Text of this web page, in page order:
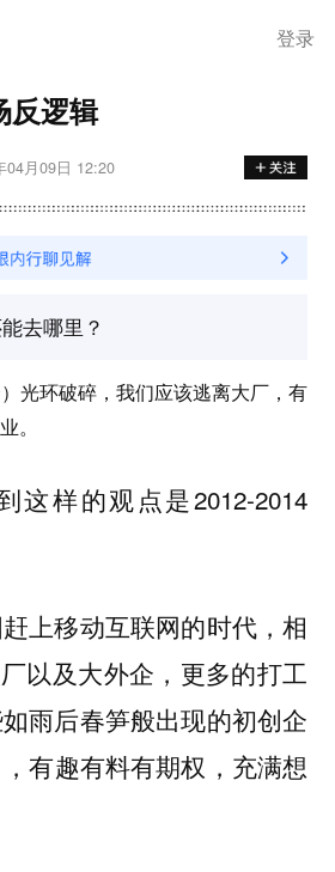
登录
反逻辑
04月09日 12:20
去哪里？
光环破碎，我们应该逃离大厂，有
。
这样的观点是2012-2014
上移动互联网的时代，相
以及大外企，更多的打工
雨后春笋般出现的初创企
有趣有料有期权，充满想